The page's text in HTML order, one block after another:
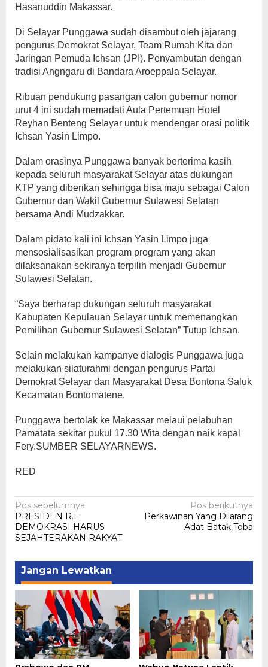
Hasanuddin Makassar.
Di Selayar Punggawa sudah disambut oleh jajarang
pengurus Demokrat Selayar, Team Rumah Kita dan
Jaringan Pemuda Ichsan (JPI). Penyambutan dengan
tradisi Angngaru di Bandara Aroeppala Selayar.
Ribuan pendukung pasangan calon gubernur nomor
urut 4 ini sudah memadati Aula Pertemuan Hotel
Reyhan Benteng Selayar untuk mendengar orasi politik
Ichsan Yasin Limpo.
Dalam orasinya Punggawa banyak berterima kasih
kepada seluruh masyarakat Selayar atas dukungan
KTP yang diberikan sehingga bisa maju sebagai Calon
Gubernur dan Wakil Gubernur Sulawesi Selatan
bersama Andi Mudzakkar.
Dalam pidato kali ini Ichsan Yasin Limpo juga
mensosialisasikan program program yang akan
dilaksanakan sekiranya terpilih menjadi Gubernur
Sulawesi Selatan.
“Saya berharap dukungan seluruh masyarakat
Kabupaten Kepulauan Selayar untuk memenangkan
Pemilihan Gubernur Sulawesi Selatan” Tutup Ichsan.
Selain melakukan kampanye dialogis Punggawa juga
melakukan silaturahmi dengan pengurus Partai
Demokrat Selayar dan Masyarakat Desa Bontona Saluk
Kecamatan Bontomatene.
Punggawa bertolak ke Makassar melaui pelabuhan
Pamatata sekitar pukul 17.30 Wita dengan naik kapal
Fery.SUMBER SELAYARNEWS.
RED
Navigasi
pos
Pos sebelumnya
PRESIDEN R.I :
DEMOKRASI HARUS
SEJAHTERAKAN RAKYAT
Pos berikutnya
Perkawinan Yang Dilarang
Adat Batak Toba
Jangan Lewatkan